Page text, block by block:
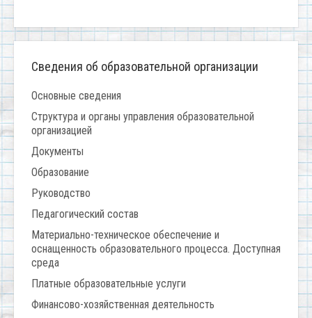
Сведения об образовательной организации
Основные сведения
Структура и органы управления образовательной
организацией
Документы
Образование
Руководство
Педагогический состав
Материально-техническое обеспечение и
оснащенность образовательного процесса. Доступная
среда
Платные образовательные услуги
Финансово-хозяйственная деятельность